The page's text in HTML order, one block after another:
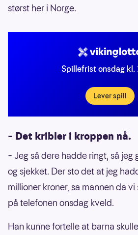
størst her i Norge.
Spillefrist onsdag kl.
Lever spill
– Det kribler i kroppen nå.
– Jeg så dere hadde ringt, så
og sjekket. Der sto det at jeg
millioner kroner, sa mannen da
på telefonen onsdag kveld.
Han kunne fortelle at barna